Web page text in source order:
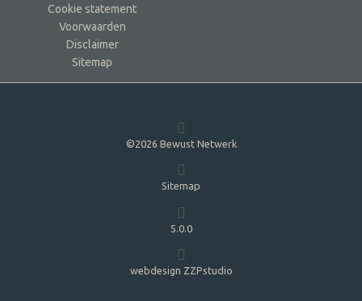
Cookie statement
Voorwaarden
Disclaimer
Sitemap
©2026 Bewust Netwerk
Sitemap
5.0.0
webdesign ZZPstudio